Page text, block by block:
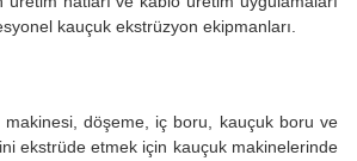
kauçuk ekstrüzyon ekipmanları.
döşeme, iç boru, kauçuk boru ve
ekstrüde etmek için kauçuk makinelerinde